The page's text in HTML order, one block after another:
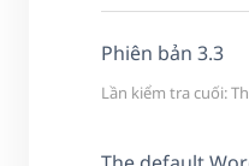
Phiên bản 3.3
Lần kiểm tra cuối: